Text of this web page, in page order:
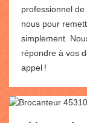
professionnel de
nous pour
simplement.
répondre à vos
appel !